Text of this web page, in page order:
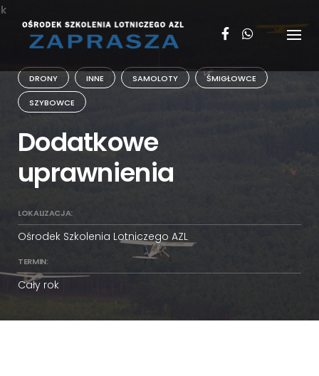
Skip
content
DRONY INNE SAMOLOTY ŚMIGŁOWCE
SZYBOWCE
Dodatkowe
uprawnienia
LOKALIZACJA:
Ośrodek Szkolenia Lotniczego AZL
TERMIN:
Cały rok